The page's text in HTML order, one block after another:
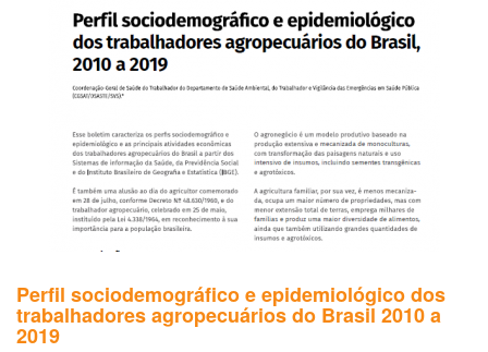
produção
em
usina
de
Perfil sociodemográfico e epidemiológico dos
trabalhadores agropecuários do Brasil 2010 a
2019